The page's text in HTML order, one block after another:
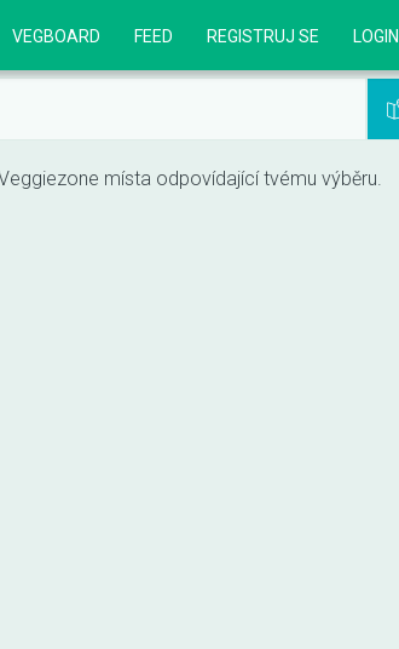
VEGBOARD FEED REGISTRUJ SE LOGIN
místa odpovídající tvému výběru.